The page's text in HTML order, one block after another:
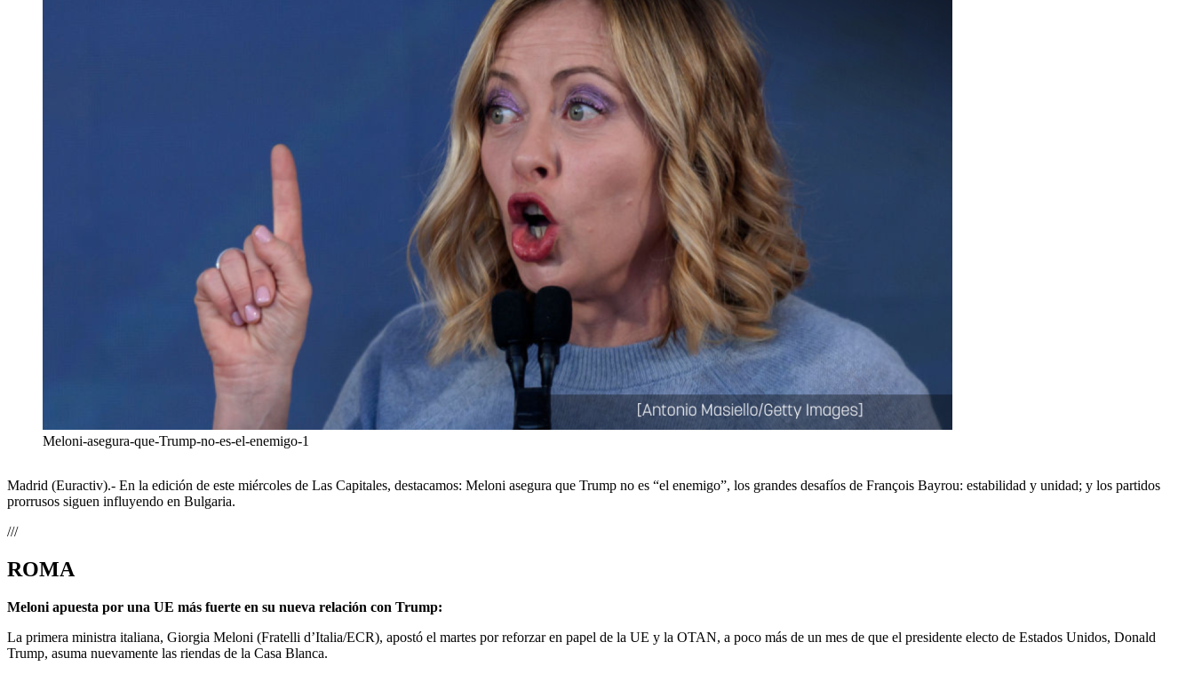
Meloni-asegura-que-Trump-no-es-el-enemigo-1
Madrid (Euractiv).- En la edición de este miércoles de Las Capitales, destacamos: Meloni asegura que Trump no es “el enemigo”, los grandes desafíos de François Bayrou: estabilidad y unidad; y los partidos
prorrusos siguen influyendo en Bulgaria.
///
ROMA
Meloni apuesta por una UE más fuerte en su nueva relación con Trump:
La primera ministra italiana, Giorgia Meloni (Fratelli d’Italia/ECR), apostó el martes por reforzar en papel de la UE y la OTAN, a poco más de un mes de que el presidente electo de Estados Unidos, Donald
Trump, asuma nuevamente las riendas de la Casa Blanca.